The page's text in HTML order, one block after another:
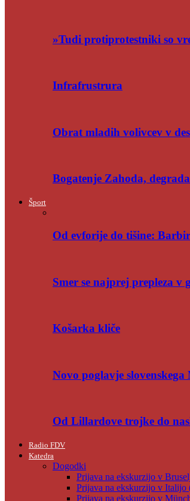
»Tudi protiprotestniki so
Infrafrustrura
Obrat mladih volivcev v
Bogatenje Zahoda,
Šport
Od evforije do tišine:
Smer se najprej prepleza v
Košarka kliče
Novo poglavje
Od Lillardove trojke do
Radio FDV
Katedra
Dogodki
Prijava na ekskurzijo v
Prijava na ekskurzijo v Italijo
Prijava na ekskurzijo v